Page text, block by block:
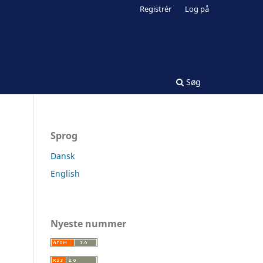
Søg
Registrér Log på
Sprog
Dansk
English
Nyeste nummer